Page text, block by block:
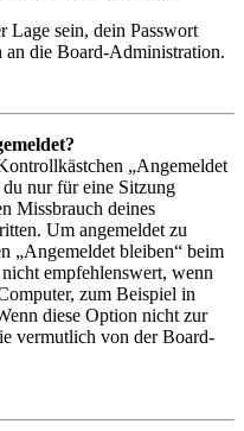
Lage sein, dein Passwort
an die Board-Administration.
„Angemeldet
nur für eine Sitzung
Missbrauch deines
Um angemeldet zu
„Angemeldet bleiben“ beim
empfehlenswert, wenn
zum Beispiel in
diese Option nicht zur
vermutlich von der Board-